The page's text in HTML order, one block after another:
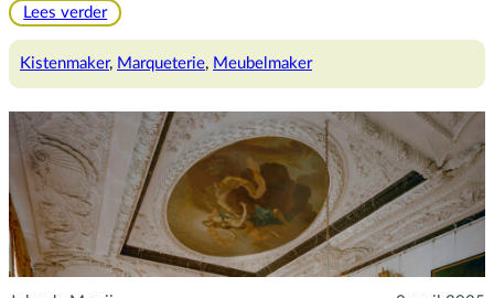
Lees verder:
Amsterdamse
van
Mekeren
Kistenmaker, Marqueterie, Meubelmaker